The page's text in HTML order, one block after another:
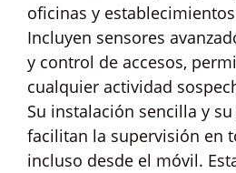
oficinas y
Incluyen sensores
y control de accesos,
cualquier actividad
Su instalación sencilla y
facilitan la supervisión en
incluso desde el móvil.